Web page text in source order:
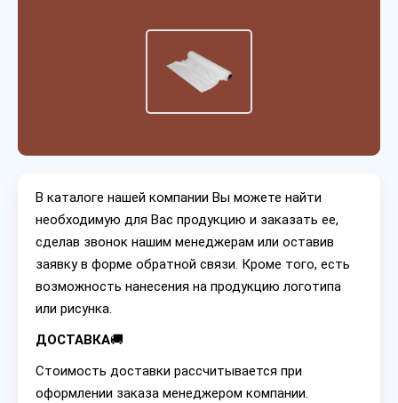
В каталоге нашей компании Вы можете найти
необходимую для Вас продукцию и заказать ее,
сделав звонок нашим менеджерам или оставив
заявку в форме обратной связи. Кроме того, есть
возможность нанесения на продукцию логотипа
или рисунка.
ДОСТАВКА🚚
Стоимость доставки рассчитывается при
оформлении заказа менеджером компании.